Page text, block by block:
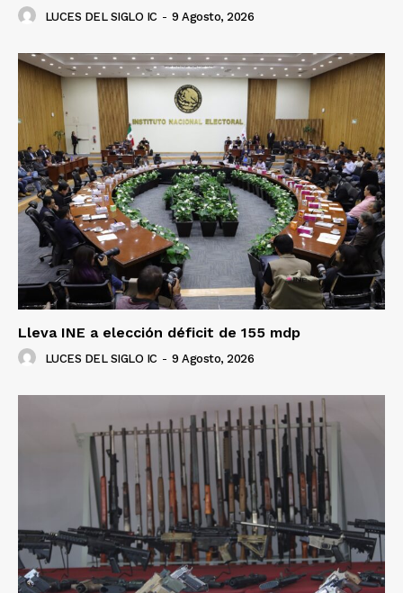
Luces
Del Siglo
LUCES DEL SIGLO IC - 9 Agosto, 2026
Lleva INE a elección déficit de 155 mdp
LUCES DEL SIGLO IC - 9 Agosto, 2026